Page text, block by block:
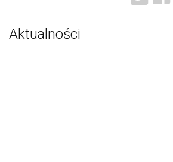
Aktualności